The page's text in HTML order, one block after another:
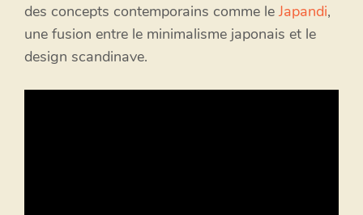
des concepts contemporains comme le Japandi,
une fusion entre le minimalisme japonais et le
design scandinave.